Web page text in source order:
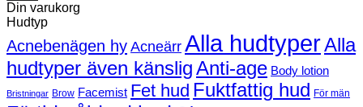
Din varukorg
Hudtyp
Acnebenägen hy Acneärr Alla hudtyperAlla
hudtyper även känsligAnti-age Body lotion
Bristningar Brow Facemist Fet hud Fuktfattig hud För män